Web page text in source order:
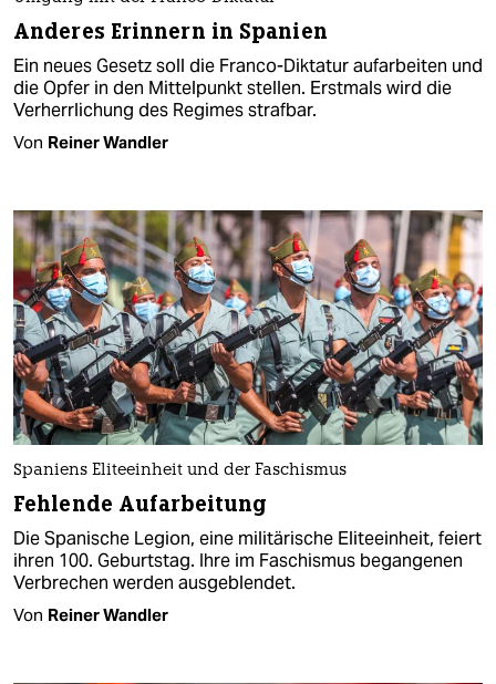
Anderes Erinnern in Spanien
Ein neues Gesetz soll die Franco-Diktatur aufarbeiten und
die Opfer in den Mittelpunkt stellen. Erstmals wird die
Verherrlichung des Regimes strafbar.
Von Reiner Wandler
Spaniens Eliteeinheit und der Faschismus
Fehlende Aufarbeitung
Die Spanische Legion, eine militärische Eliteeinheit, feiert
ihren 100. Geburtstag. Ihre im Faschismus begangenen
Verbrechen werden ausgeblendet.
Von Reiner Wandler